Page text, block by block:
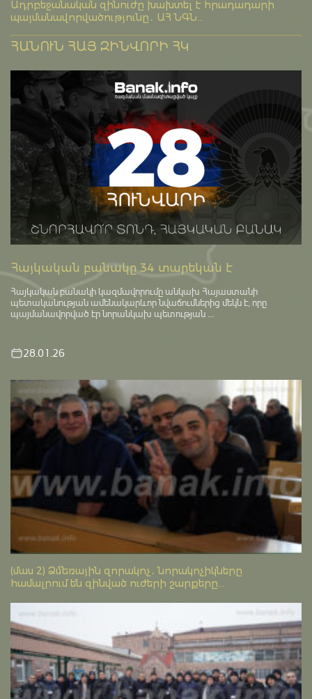
Ադրբեջանական զինուժը խախտել է հրադադարի
պայմանավորվածությունը․ ԱՀ ՆԳՆ...
ՀԱՆՈՒՆ ՀԱՅ ԶԻՆՎՈՐԻ ՀԿ
Հայկական բանակը 34 տարեկան է
Հայկական բանակի կազմավորումը անկախ Հայաստանի
պետականության ամենակարևոր նվաճումներից մեկն է, որը
պայմանավորված էր նորանկախ պետության ...
28.01.26
(մաս 2) Ձմեռային զորակոչ․ նորակոչիկները
համալրում են զինված ուժերի շարքերը...